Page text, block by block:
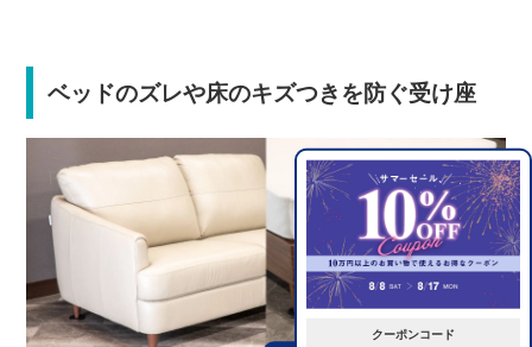
クーポンコード
ベッドのズレや床のキズつきを防ぐ受け座